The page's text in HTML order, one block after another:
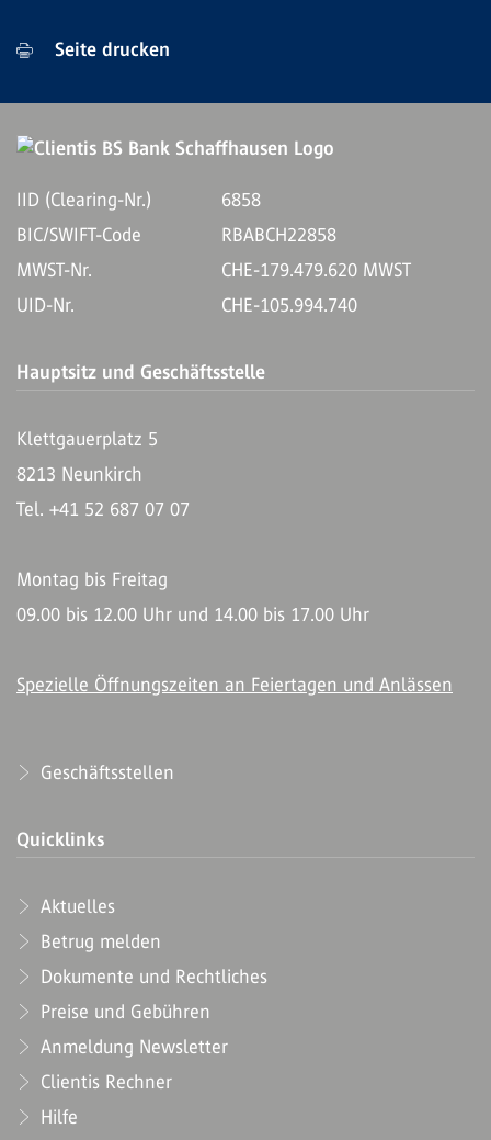
Seite drucken
IID (Clearing-Nr.)
6858
BIC/SWIFT-Code
RBABCH22858
MWST-Nr.
CHE-179.479.620 MWST
UID-Nr.
CHE-105.994.740
Hauptsitz und Geschäftsstelle
Klettgauerplatz 5
8213 Neunkirch
Tel. +41 52 687 07 07
Montag bis Freitag
09.00 bis 12.00 Uhr und 14.00 bis 17.00 Uhr
Spezielle Öffnungszeiten an Feiertagen und Anlässen
Geschäftsstellen
Quicklinks
Aktuelles
Betrug melden
Dokumente und Rechtliches
Preise und Gebühren
Anmeldung Newsletter
Clientis Rechner
Hilfe